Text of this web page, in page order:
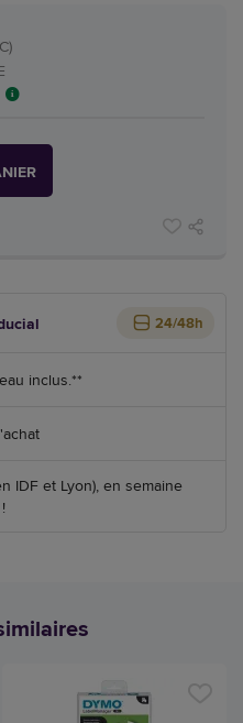
24/48h
inclus.**
IDF et Lyon), en semaine